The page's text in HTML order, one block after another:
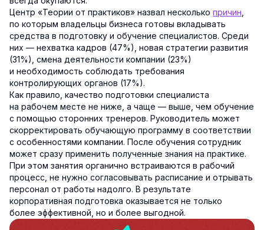
Центр «Теории от практиков» назвал несколько причин
по которым владельцы бизнеса готовы вкладывать
средства в подготовку и обучение специалистов. Среди
них — нехватка кадров (47%), новая стратегии развития
(31%), смена деятельности компании (23%)
и необходимость соблюдать требования
контролирующих органов (17%).
Как правило, качество подготовки специалиста
на рабочем месте не ниже, а чаще — выше, чем обучение
с помощью сторонних тренеров. Руководитель может
скорректировать обучающую программу в соответствии
с особенностями компании. После обучения сотрудник
может сразу применить полученные знания на практике.
При этом занятия органично встраиваются в рабочий
процесс, не нужно согласовывать расписание и отрывать
персонал от работы надолго. В результате
корпоративная подготовка оказывается не только
более эффективной, но и более выгодной.